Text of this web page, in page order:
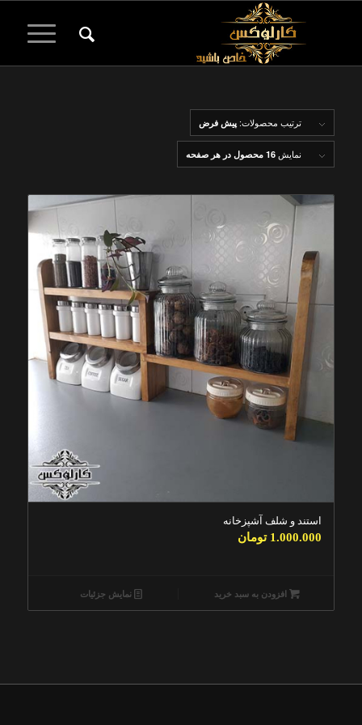
ترتیب محصولات: پیش فرض
نمایش 16 محصول در هر صفحه
استند و شلف آشپزخانه
1.000.000 تومان
افزودن به سبد خرید نمایش جزئیات